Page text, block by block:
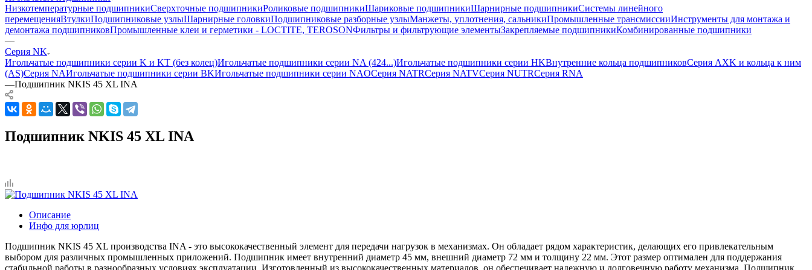
Низкотемпературные подшипникиСверхточные подшипникиРоликовые подшипникиШариковые подшипникиШарнирные подшипникиСистемы линейного
перемещенияВтулкиПодшипниковые узлыШарнирные головкиПодшипниковые разборные узлыМанжеты, уплотнения, сальникиПромышленные трансмиссииИнструменты для монтажа и
демонтажа подшипниковПромышленные клеи и герметики - LOCTITE, TEROSONФильтры и фильтрующие элементыЗакрепляемые подшипникиКомбинированные подшипники
—
Серия NK
Игольчатые подшипники серии K и KT (без колец)Игольчатые подшипники серии NA (424...)Игольчатые подшипники серии HKВнутренние кольца подшипниковСерия AXK и кольца к ним
(AS)Серия NAИгольчатые подшипники серии BKИгольчатые подшипники серии NAOСерия NATRСерия NATVСерия NUTRСерия RNA
—Подшипник NKIS 45 XL INA
Подшипник NKIS 45 XL INA
Описание
Инфо для юрлиц
Подшипник NKIS 45 XL производства INA - это высококачественный элемент для передачи нагрузок в механизмах. Он обладает рядом характеристик, делающих его привлекательным
выбором для различных промышленных приложений. Подшипник имеет внутренний диаметр 45 мм, внешний диаметр 72 мм и толщину 22 мм. Этот размер оптимален для поддержания
стабильной работы в разнообразных условиях эксплуатации. Изготовленный из высококачественных материалов, он обеспечивает надежную и долговечную работу механизма. Подшипник